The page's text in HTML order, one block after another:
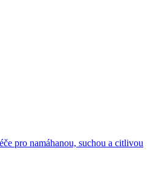
pro namáhanou, suchou a citlivou